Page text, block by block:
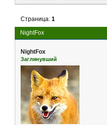
NightFox
Страница:1
NightFox
Заглянувший